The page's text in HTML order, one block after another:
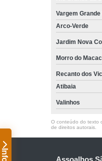
Vargem
Arco-Verde
Jardim Nova
Morro do
Recanto dos
Atibaia
Valinhos
O conteúdo do texto
de direitos autorais
Assoalhos